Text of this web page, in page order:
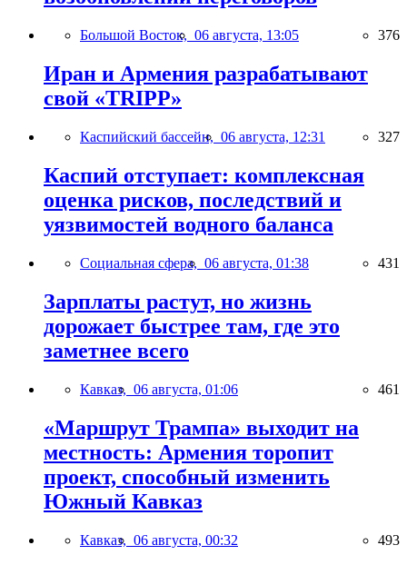
Большой Восток, 06 августа, 13:05 376
Иран и Армения разрабатывают
свой «TRIPP»
Каспийский бассейн, 06 августа, 12:31 327
Каспий отступает: комплексная
оценка рисков, последствий и
уязвимостей водного баланса
Социальная сфера, 06 августа, 01:38 431
Зарплаты растут, но жизнь
дорожает быстрее там, где это
заметнее всего
Кавказ, 06 августа, 01:06 461
«Маршрут Трампа» выходит на
местность: Армения торопит
проект, способный изменить
Южный Кавказ
Кавказ, 06 августа, 00:32 493